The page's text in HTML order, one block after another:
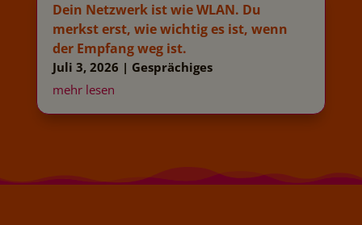
Dein Netzwerk ist wie WLAN. Du
merkst erst, wie wichtig es ist, wenn
der Empfang weg ist.
Juli 3, 2026 | Gesprächiges
mehr lesen